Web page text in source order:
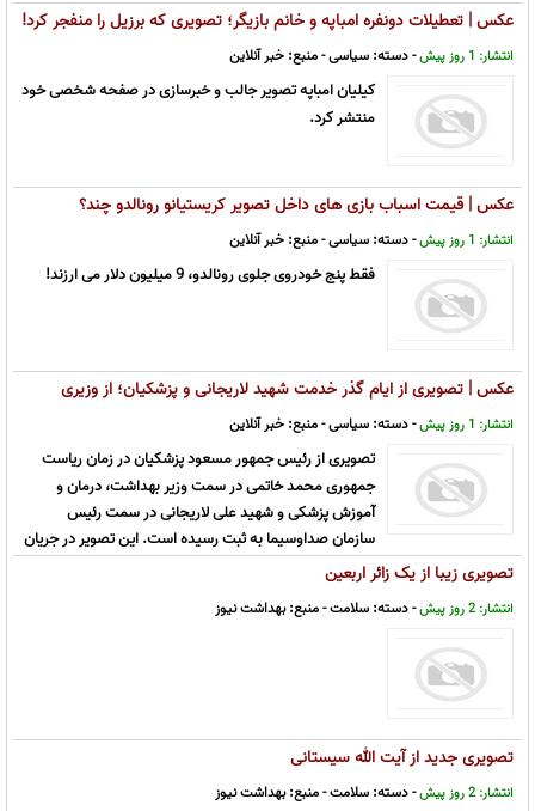
عکس | تعطیلات دونفره امباپه و خانم بازیگر؛ تصویری که برزیل را منفجر کرد!
انتشار: 1 روز پیش - دسته: سیاسی- منبع: خبر آنلاین
کیلیان امباپه تصویر جالب و خبرسازی در صفحه شخصی خود
منتشر کرد.
عکس | قیمت اسباب بازی های داخل تصویر کریستیانو رونالدو چند؟
انتشار: 1 روز پیش - دسته: سیاسی- منبع: خبر آنلاین
فقط پنج خودروی جلوی رونالدو، 9 میلیون دلار می ارزند!
عکس | تصویری از ایام گذر خدمت شهید لاریجانی و پزشکیان؛ از وزیری
بهداشت تا ریاست جمهوری، از رئیس سازمان صداوسیما تا شهادت
انتشار: 1 روز پیش - دسته: سیاسی- منبع: خبر آنلاین
تصویری از رئیس جمهور مسعود پزشکیان در زمان ریاست
جمهوری محمد خاتمی در سمت وزیر بهداشت، درمان و
آموزش پزشکی و شهید علی لاریجانی در سمت رئیس
سازمان صداوسیما به ثبت رسیده است. این تصویر در جریان
دیدار رهبر شهید انقلاب با اعضای هیات دولت هشتم گرفته شده
تصویری زیبا از یک زائر اربعین
انتشار: 2 روز پیش - دسته: سلامت- منبع:بهداشت نیوز
تصویری جدید از آیت الله سیستانی
انتشار: 2 روز پیش - دسته: سلامت- منبع:بهداشت نیوز